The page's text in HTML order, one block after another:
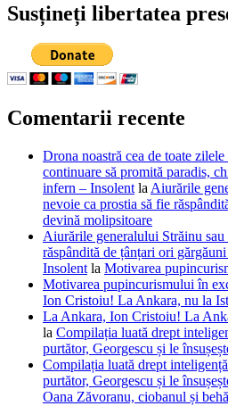
Susțineți libertatea
Comentarii recente
Drona noastră cea de toate
continuare să promită paradis,
infern – Insolent la Aiurările
nevoie ca prostia să fie
devină molipsitoare
Aiurările generalului Străinu
răspândită de țânțari ori
Insolent la Motivarea
Motivarea pupincurismului în
Ion Cristoiu! La Ankara, nu la
La Ankara, Ion Cristoiu! La
la Compilația luată drept
purtător, Georgescu și le
Compilația luată drept
purtător, Georgescu și le
Oana Zăvoranu, ciobanul și